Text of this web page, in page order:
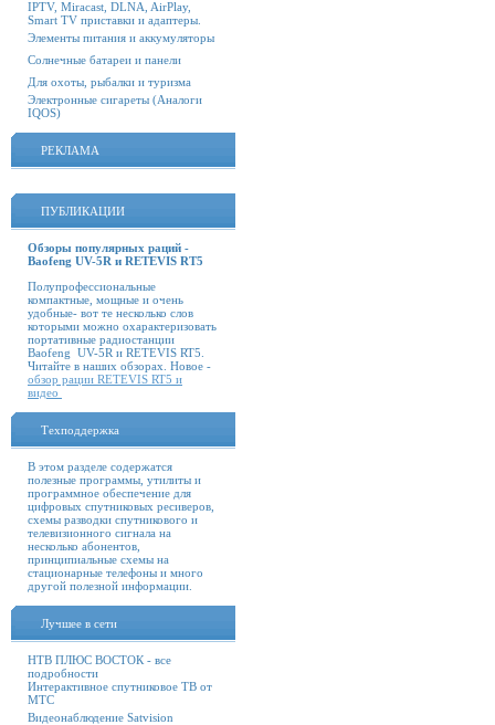
IPTV, Miracast, DLNA, AirPlay,
Smart TV приставки и адаптеры.
Элементы питания и аккумуляторы
Солнечные батареи и панели
Для охоты, рыбалки и туризма
Электронные сигареты (Аналоги
IQOS)
РЕКЛАМА
ПУБЛИКАЦИИ
Обзоры популярных раций -
Baofeng UV-5R и RETEVIS RT5
Полупрофессиональные
компактные, мощные и очень
удобные- вот те несколько слов
которыми можно охарактеризовать
портативные радиостанции
Baofeng UV-5R и RETEVIS RT5.
Читайте в наших обзорах. Новое -
обзор рации RETEVIS RT5 и
видео
Техподдержка
В этом разделе содержатся
полезные программы, утилиты и
программное обеспечение для
цифровых спутниковых ресиверов,
схемы разводки спутникового и
телевизионного сигнала на
несколько абонентов,
принципиальные схемы на
стационарные телефоны и много
другой полезной информации.
Лучшее в сети
НТВ ПЛЮС ВОСТОК - все
подробности
Интерактивное спутниковое ТВ от
МТС
Видеонаблюдение Satvision